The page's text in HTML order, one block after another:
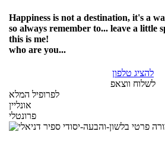
Happiness is not a destination, it's a
so always remember to... leave a little
this is me!
who are you...
להציג טלפון
לשלוח ווצאפ
לפרופיל המלא
אונליין
פרונטלי